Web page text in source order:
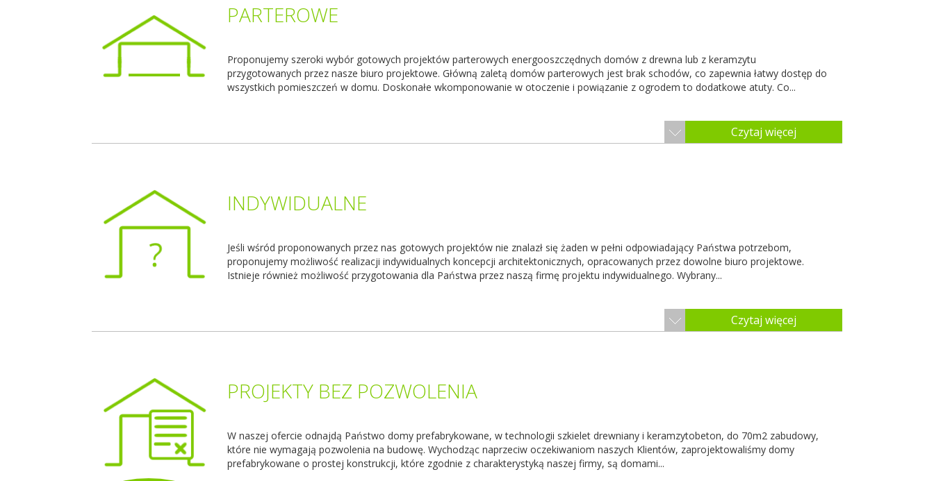
Czytaj więcej
PARTEROWE
Proponujemy szeroki wybór gotowych projektów parterowych energooszczędnych domów z drewna lub z keramzytu
przygotowanych przez nasze biuro projektowe. Główną zaletą domów parterowych jest brak schodów, co zapewnia łatwy dostęp do
wszystkich pomieszczeń w domu. Doskonałe wkomponowanie w otoczenie i powiązanie z ogrodem to dodatkowe atuty. Co...
Czytaj więcej
INDYWIDUALNE
Jeśli wśród proponowanych przez nas gotowych projektów nie znalazł się żaden w pełni odpowiadający Państwa potrzebom,
proponujemy możliwość realizacji indywidualnych koncepcji architektonicznych, opracowanych przez dowolne biuro projektowe.
Istnieje również możliwość przygotowania dla Państwa przez naszą firmę projektu indywidualnego. Wybrany...
PROJEKTY BEZ POZWOLENIA
W naszej ofercie odnajdą Państwo domy prefabrykowane, w technologii szkielet drewniany i keramzytobeton, do 70m2 zabudowy,
które nie wymagają pozwolenia na budowę. Wychodząc naprzeciw oczekiwaniom naszych Klientów, zaprojektowaliśmy domy
prefabrykowane o prostej konstrukcji, które zgodnie z charakterystyką naszej firmy, są domami...